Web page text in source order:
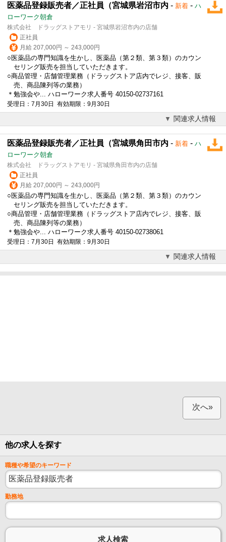
医薬品登録販売者／正社員（宮城県岩沼市内 - 新着 - ハ
ローワーク朝倉
株式会社 ドラッグストアモリ - 宮城県岩沼市内の店舗
正社員
月給 207,000円 ～ 243,000円
○医薬品の専門知識を生かし、医薬品（第２類、第３類）のカウン
セリング販売を担当していただきます。
○商品管理・店舗管理業務（ドラッグストア店内でレジ、接客、販
売、商品陳列等の業務）
＊勉強会や... ハローワーク求人番号 40150-02737161
受理日：7月30日 有効期限：9月30日
関連求人情報
医薬品登録販売者／正社員（宮城県角田市内 - 新着 - ハ
ローワーク朝倉
株式会社 ドラッグストアモリ - 宮城県角田市内の店舗
正社員
月給 207,000円 ～ 243,000円
○医薬品の専門知識を生かし、医薬品（第２類、第３類）のカウン
セリング販売を担当していただきます。
○商品管理・店舗管理業務（ドラッグストア店内でレジ、接客、販
売、商品陳列等の業務）
＊勉強会や... ハローワーク求人番号 40150-02738061
受理日：7月30日 有効期限：9月30日
関連求人情報
次へ»
他の求人を探す
職種や希望のキーワード
勤務地